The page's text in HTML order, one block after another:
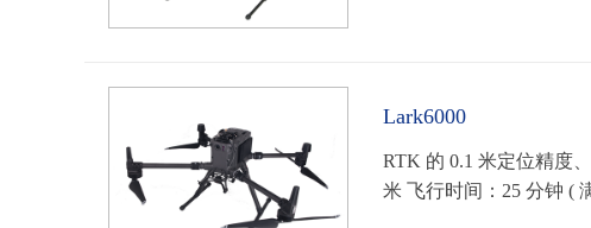
Lark6000
RTK 的 0.1 米定位精度
米 飞行时间：25 分钟 (